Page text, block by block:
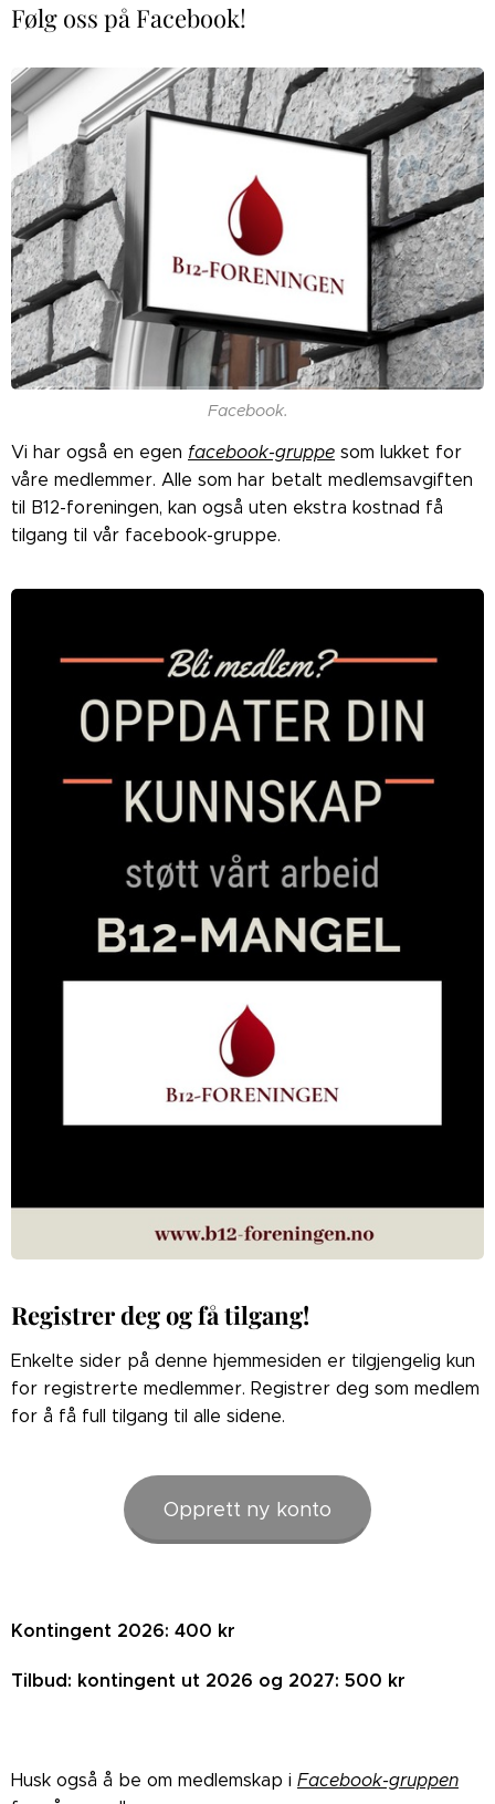
Følg oss på Facebook!
Facebook.
Vi har også en egen facebook-gruppe som lukket for
våre medlemmer. Alle som har betalt medlemsavgiften
til B12-foreningen, kan også uten ekstra kostnad få
tilgang til vår facebook-gruppe.
Registrer deg og få tilgang!
Enkelte sider på denne hjemmesiden er tilgjengelig kun
for registrerte medlemmer. Registrer deg som medlem
for å få full tilgang til alle sidene.
Opprett ny konto
Kontingent 2026: 400 kr
Tilbud: kontingent ut 2026 og 2027: 500 kr
Husk også å be om medlemskap i Facebook-gruppen